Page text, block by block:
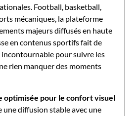
Football, basketball,
mécaniques, la plateforme
majeurs diffusés en haute
en contenus sportifs fait de
pour suivre les
rien manquer des moments
optimisée pour le confort visuel
diffusion stable avec une